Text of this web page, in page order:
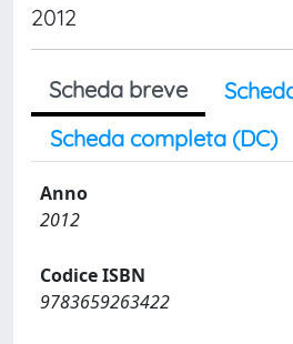
2012
Scheda breve
Scheda completa (DC)
Anno
2012
Codice ISBN
9783659263422